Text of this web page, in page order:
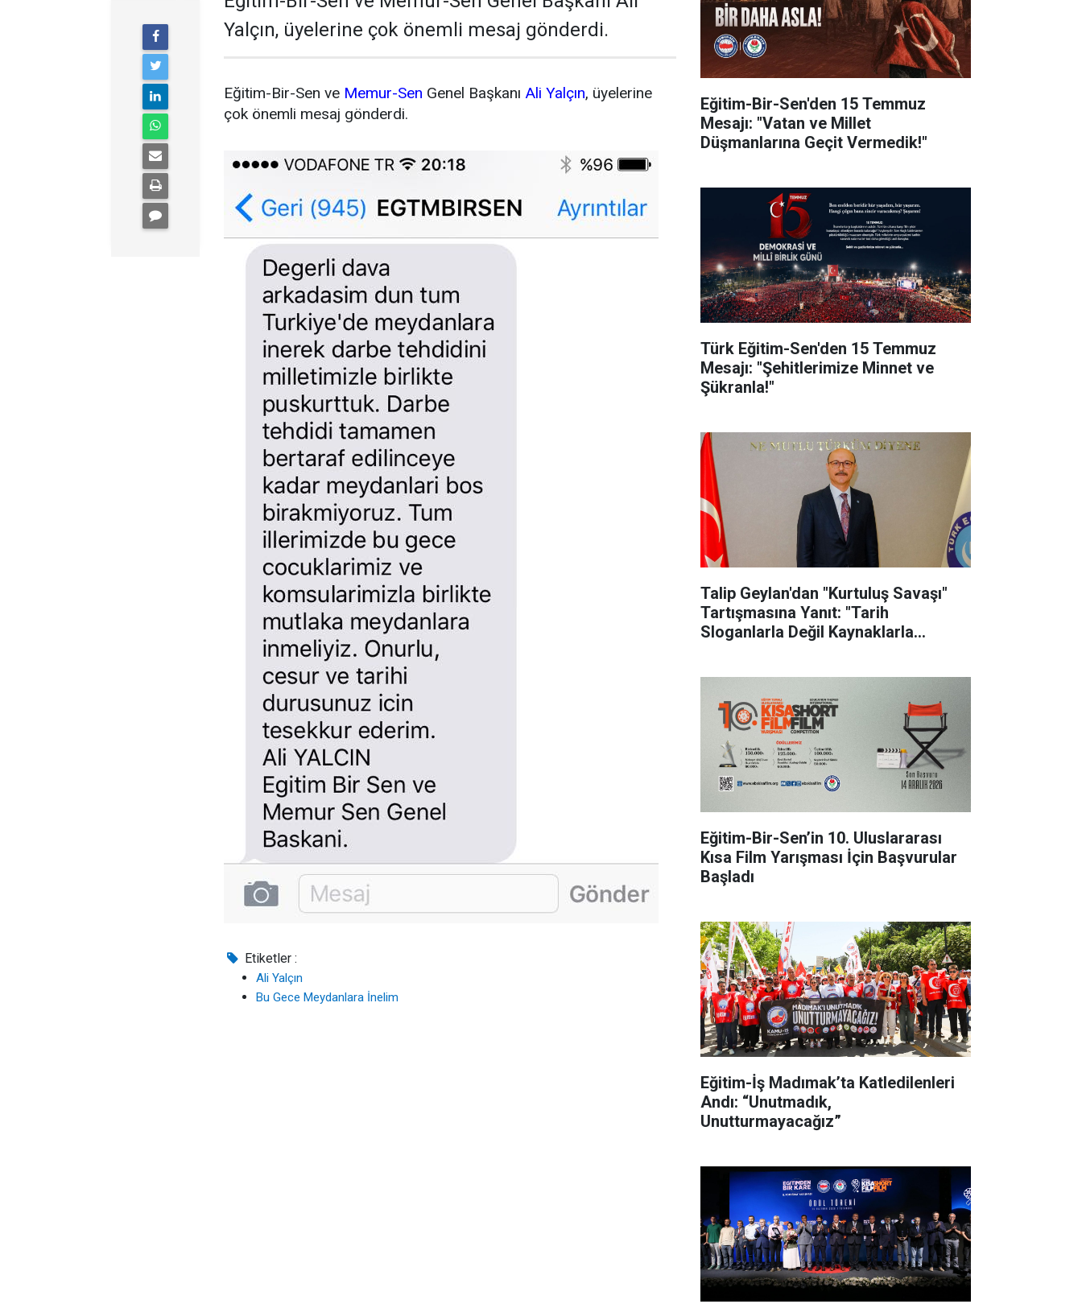
Yalçın, üyelerine çok önemli mesaj gönderdi.
Eğitim-Bir-Sen ve Memur-Sen Genel Başkanı Ali Yalçın, üyelerine
çok önemli mesaj gönderdi.
Etiketler :
Ali Yalçın
Bu Gece Meydanlara İnelim
Eğitim-Bir-Sen'den 15 Temmuz
Mesajı: "Vatan ve Millet
Düşmanlarına Geçit Vermedik!"
Türk Eğitim-Sen'den 15 Temmuz
Mesajı: "Şehitlerimize Minnet ve
Şükranla!"
Talip Geylan'dan "Kurtuluş Savaşı"
Tartışmasına Yanıt: "Tarih
Sloganlarla Değil Kaynaklarla
Eğitim-Bir-Sen’in 10. Uluslararası
Kısa Film Yarışması İçin Başvurular
Başladı
Eğitim-İş Madımak’ta Katledilenleri
Andı: “Unutmadık,
Unutturmayacağız”